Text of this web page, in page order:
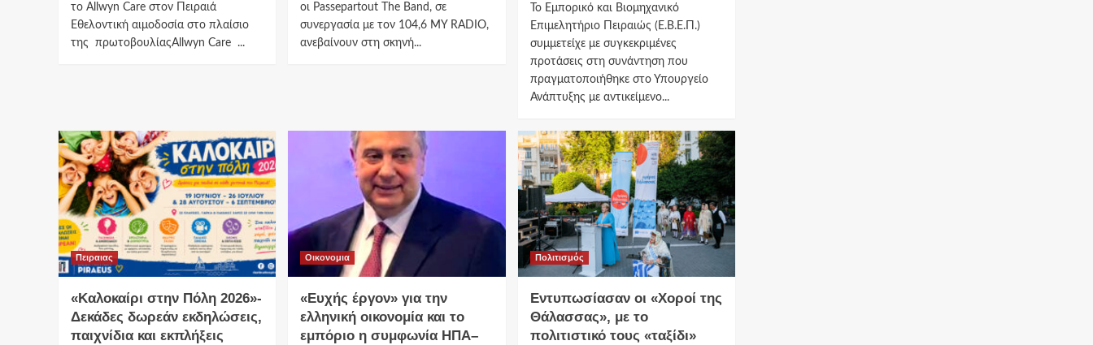
το Allwyn Care στον Πειραιά
Εθελοντική αιμοδοσία στο πλαίσιο
της πρωτοβουλίαςAllwyn Care ...
οι Passepartout The Band, σε
συνεργασία με τον 104,6 MY RADIO,
ανεβαίνουν στη σκηνή...
Το Εμπορικό και Βιομηχανικό
Επιμελητήριο Πειραιώς (Ε.Β.Ε.Π.)
συμμετείχε με συγκεκριμένες
προτάσεις στη συνάντηση που
πραγματοποιήθηκε στο Υπουργείο
Ανάπτυξης με αντικείμενο...
Πειραιας
«Καλοκαίρι στην Πόλη 2026»-
Δεκάδες δωρεάν εκδηλώσεις,
παιχνίδια και εκπλήξεις
Οικονομια
«Ευχής έργον» για την
ελληνική οικονομία και το
εμπόριο η συμφωνία ΗΠΑ–
Πολιτισμός
Εντυπωσίασαν οι «Χοροί της
Θάλασσας», με το
πολιτιστικό τους «ταξίδι»